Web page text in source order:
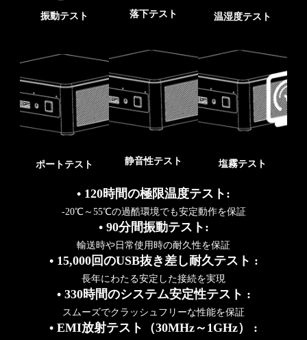
振動テスト 落下テスト 温湿度テスト
ポートテスト 静音性テスト 塩霧テスト
• 120時間の極限温度テスト:
-20℃～55℃の過酷環境でも安定動作を保証
• 90分間振動テスト:
​​輸送時や日常使用時の耐久性を保証
• 15,000回のUSB抜き差し耐久テスト :
​​長年にわたる安定した接続を実現
• 330時間のシステム安定性テスト :
​​スムーズでクラッシュフリーな性能を保証
• EMI放射テスト（30MHz～1GHz） :